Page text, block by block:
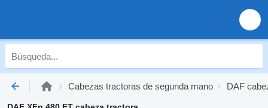
Cabezas tractoras de segunda mano DAF